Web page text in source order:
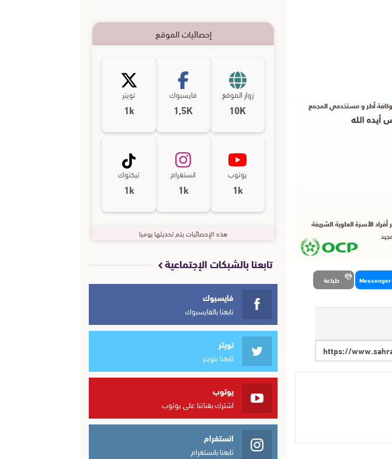
Messenger طباعة
إحصائيات الموقع
زوار الموقع
10K
فايسبوك
1,5K
تويتر
1k
يوتوب
1k
انستغرام
1k
تيكتوك
1k
هذه الإحصائيات يتم تحديثها يوميا
تابعنا بالشبكات الإجتماعية
فايسبوك
تابعنا بالفايسبوك
تويتر
تابعنا بتويتر
يوتوب
اشترك بقناتنا على يوتوب
انستغرام
تابعنا بانستغرام